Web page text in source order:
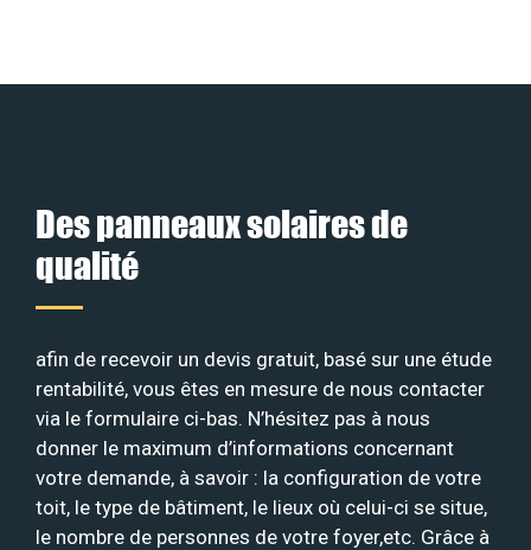
Des panneaux solaires de
qualité
afin de recevoir un devis gratuit, basé sur une étude
rentabilité, vous êtes en mesure de nous contacter
via le formulaire ci-bas. N’hésitez pas à nous
donner le maximum d’informations concernant
votre demande, à savoir : la configuration de votre
toit, le type de bâtiment, le lieux où celui-ci se situe,
le nombre de personnes de votre foyer,etc. Grâce à